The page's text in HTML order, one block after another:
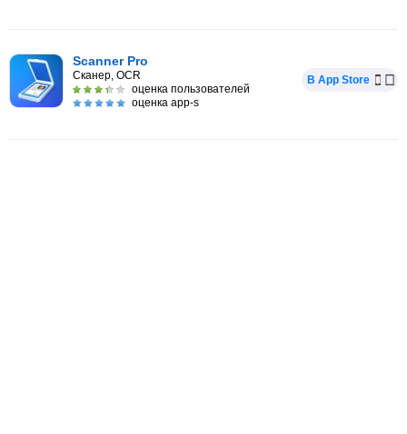
Scanner Pro
Сканер, OCR
оценка пользователей
оценка app-s
В App Store